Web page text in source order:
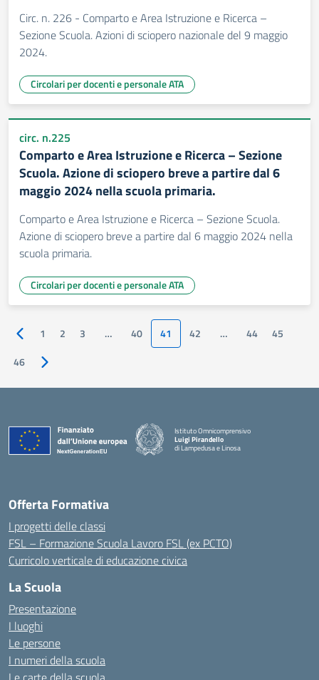
Circ. n. 226 - Comparto e Area Istruzione e Ricerca –
Sezione Scuola. Azioni di sciopero nazionale del 9 maggio
2024.
Circolari per docenti e personale ATA
circ. n.225
Comparto e Area Istruzione e Ricerca – Sezione
Scuola. Azione di sciopero breve a partire dal 6
maggio 2024 nella scuola primaria.
Comparto e Area Istruzione e Ricerca – Sezione Scuola.
Azione di sciopero breve a partire dal 6 maggio 2024 nella
scuola primaria.
Circolari per docenti e personale ATA
Pagina precedente
1 2 3 … 40 41 42 … 44
45
46
Pagina successiva
Istituto Omnicomprensivo
Luigi Pirandello
di Lampedusa e Linosa
Offerta Formativa
I progetti delle classi
FSL – Formazione Scuola Lavoro FSL (ex PCTO)
Curricolo verticale di educazione civica
La Scuola
Presentazione
I luoghi
Le persone
I numeri della scuola